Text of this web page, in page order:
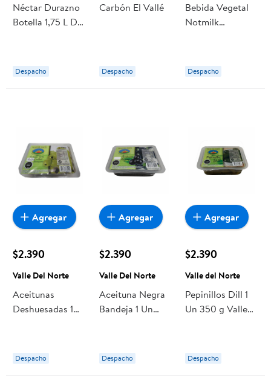
Néctar Durazno
Botella 1,75 L Del
Despacho
Carbón El Vallé
Despacho
Bebida Vegetal
Notmilk
NotCo
Despacho
$2.390
Valle Del Norte
Aceitunas
Deshuesadas 1
Despacho
Agregar
$2.390
Valle Del Norte
Aceituna Negra
Bandeja 1 Un
Despacho
Agregar
$2.390
Valle del Norte
Pepinillos Dill 1
Un 350 g Valle
Despacho
Agregar